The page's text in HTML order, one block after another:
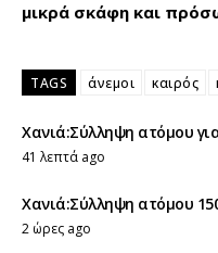
μικρά σκάφη και
TAGS άνεμοι καιρός
Χανιά:Σύλληψη ατόμου
41 λεπτά ago
Χανιά:Σύλληψη ατόμου
2 ώρες ago